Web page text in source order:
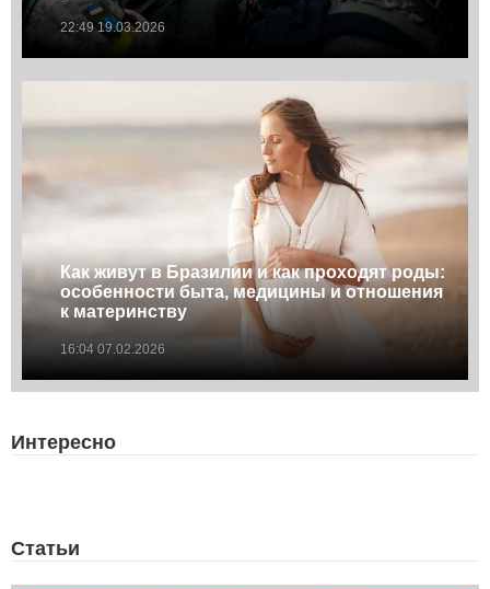
22:49 19.03.2026
Как живут в Бразилии и как проходят роды:
особенности быта, медицины и отношения
к материнству
16:04 07.02.2026
Интересно
Статьи